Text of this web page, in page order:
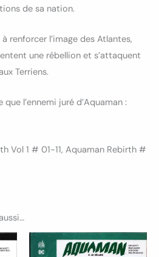
de sa nation.
renforcer l’image des Atlantes,
une rébellion et s’attaquent
Terriens.
l’ennemi juré d’Aquaman :
Vol 1 # 01-11, Aquaman Rebirth #